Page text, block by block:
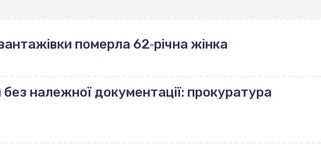
померла 62‐річна жінка
без належної документації: прокуратура